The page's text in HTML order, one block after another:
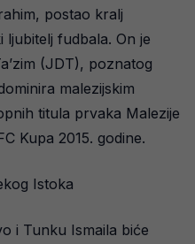
postao kralj
ljubitelj fudbala. On je
(JDT), poznatog
malezijskim
titula prvaka Malezije
Kupa 2015. godine.
Istoka
i Tunku Ismaila biće